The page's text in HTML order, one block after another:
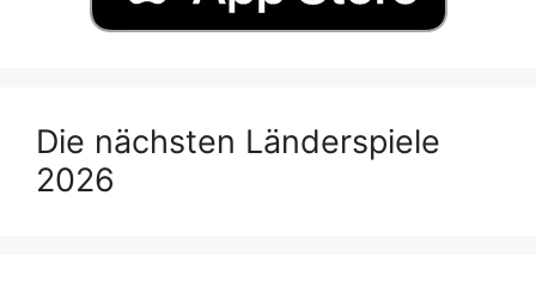
Die nächsten Länderspiele
2026